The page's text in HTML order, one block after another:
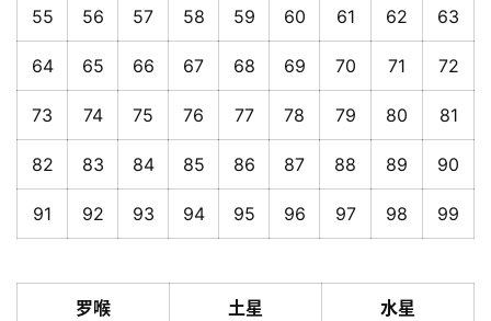
55 56 57 58 59 60 61 62 63
64 65 66 67 68 69 70 71 72
73 74 75 76 77 78 79 80 81
82 83 84 85 86 87 88 89 90
91 92 93 94 95 96 97 98 99
罗喉 土星 水星